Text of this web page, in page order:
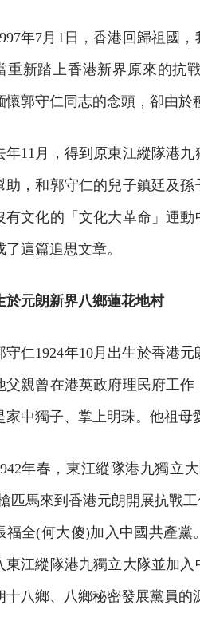
年7月1日，香港回歸祖國，
重新踏上香港新界原來的抗
懷郭守仁同志的念頭，卻由於
月，得到原東江縱隊港九
助，和郭守仁的兒子鎮廷及
有文化的「文化大革命」運
了這篇追思文章。
朗新界八鄉蓮花地村
1924年10月出生於香港元
父親曾在港英政府理民府工
家中獨子、掌上明珠。他祖母
年春，東江縱隊港九獨立大
匹馬來到香港元朗開展抗戰
福全(何大傻)加入中國共產黨
東江縱隊港九獨立大隊並加
十八鄉、八鄉秘密發展黨員的